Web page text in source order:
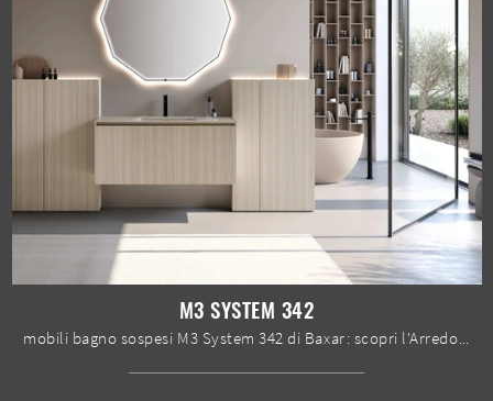
M3 SYSTEM 342
mobili bagno sospesi M3 System 342 di Baxar: scopri l'Arredo Bagno in melaminico moderno e arreda il bagno di casa.